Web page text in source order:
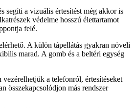
segíti a vizuális értesítést még akkor is
védelme hosszú élettartamot
felé.
A külön tápellátás gyakran növeli
marad. A gomb és a beltéri egység
a telefonról, értesítéseket
összekapcsolódjon más rendszer